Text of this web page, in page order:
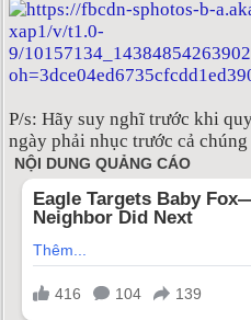
P/s: Hãy suy nghĩ trước khi
ngày phải nhục trước cả chúng